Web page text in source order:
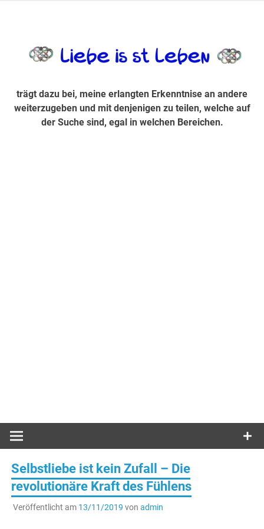
Suche sind, egal in welchen Bereichen.
trägt dazu bei, meine erlangten Erkenntnise an andere
weiterzugeben und mit denjenigen zu teilen, welche auf
der Suche sind, egal in welchen Bereichen.
Selbstliebe ist kein Zufall – Die
revolutionäre Kraft des Fühlens
Veröffentlicht am 13/11/2019 von admin